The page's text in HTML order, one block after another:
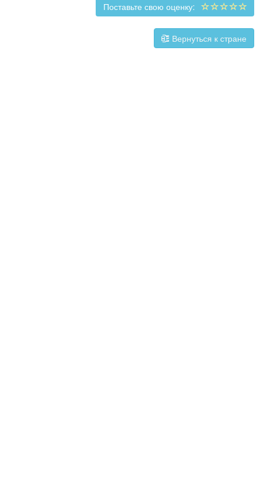
Поставьте свою оценку:
Вернуться к стране